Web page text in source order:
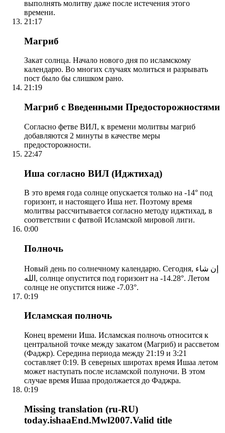
выполнять молитву даже после истечения этого
времени.
21:17
Магриб
Закат солнца. Начало нового дня по исламскому
календарю. Во многих случаях молиться и разрывать
пост было бы слишком рано.
21:19
Магриб с Введенными Предосторожностями
Согласно фетве ВИЛ, к времени молитвы магриб
добавляются 2 минуты в качестве меры
предосторожности.
22:47
Иша согласно ВИЛ (Иджтихад)
В это время года солнце опускается только на -14° под
горизонт, и настоящего Иша нет. Поэтому время
молитвы рассчитывается согласно методу иджтихад, в
соответствии с фатвой Исламской мировой лиги.
0:00
Полночь
Новый день по солнечному календарю. Сегодня, إن شاء
الله, солнце опустится под горизонт на -14.28°. Летом
солнце не опустится ниже -7.03°.
0:19
Исламская полночь
Конец времени Иша. Исламская полночь относится к
центральной точке между закатом (Магриб) и рассветом
(Фаджр). Середина периода между 21:19 и 3:21
составляет 0:19. В северных широтах время Ишаа летом
может наступать после исламской полуночи. В этом
случае время Ишаа продолжается до Фаджра.
0:19
Missing translation (ru-RU)
today.ishaaEnd.Mwl2007.Valid title